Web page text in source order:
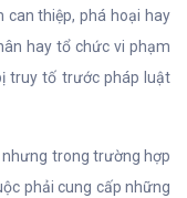
can thiệp, phá hoại hay
hay tổ chức vi phạm
truy tố trước pháp luật
trong trường hợp
phải cung cấp những